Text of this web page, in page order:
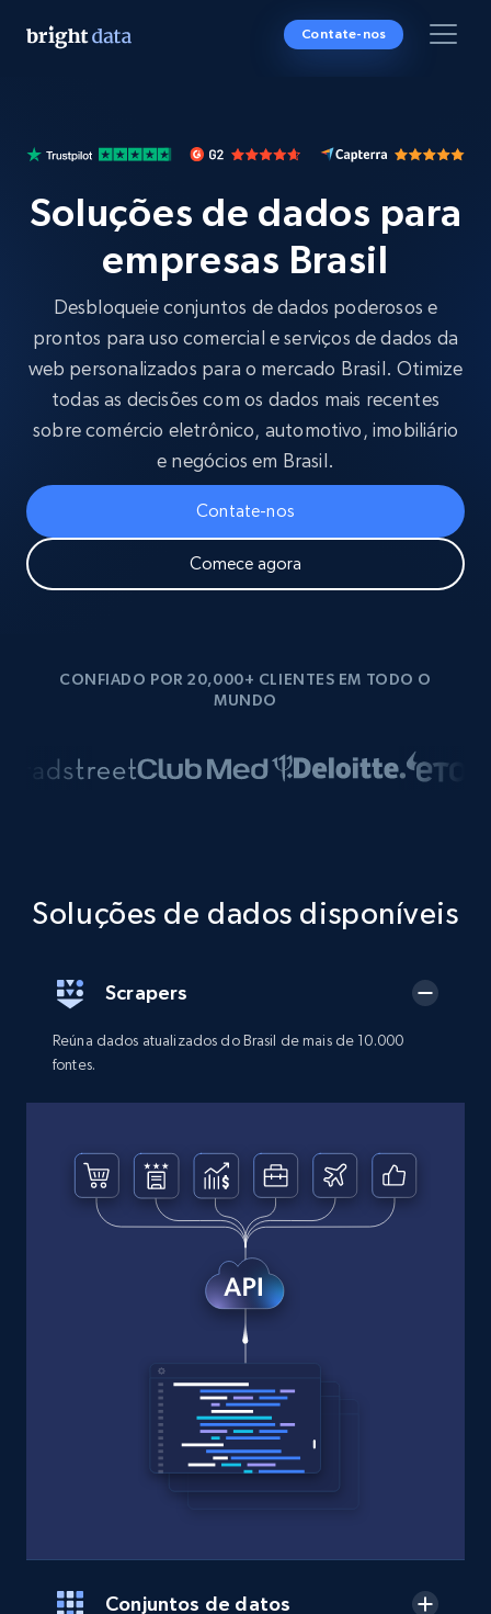
Contate-nos
Soluções de dados para
empresas Brasil
Desbloqueie conjuntos de dados poderosos e
prontos para uso comercial e serviços de dados da
web personalizados para o mercado Brasil. Otimize
todas as decisões com os dados mais recentes
sobre comércio eletrônico, automotivo, imobiliário
e negócios em Brasil.
Contate-nos
Comece agora
CONFIADO POR 20,000+ CLIENTES EM TODO O
MUNDO
Soluções de dados disponíveis
Scrapers
Reúna dados atualizados do Brasil de mais de 10.000
fontes.
Conjuntos de datos